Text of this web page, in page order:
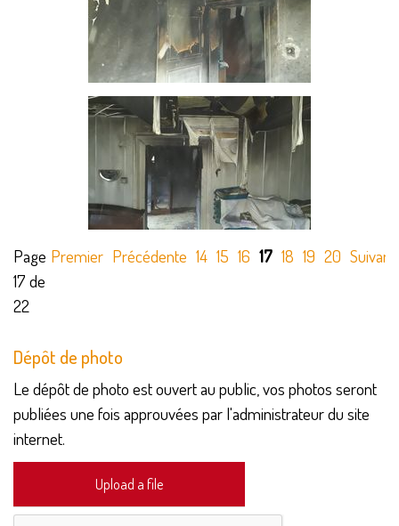
Page
17 de
22
Premier Précédente 14 15 16 17 18 19 20
Dépôt de photo
Le dépôt de photo est ouvert au public, vos photos seront
publiées une fois approuvées par l'administrateur du site
internet.
Upload a file